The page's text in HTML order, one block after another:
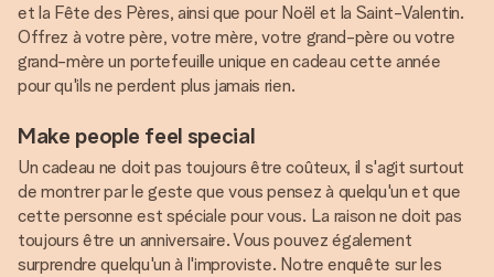
et la Fête des Pères, ainsi que pour Noël et la Saint-Valentin.
Offrez à votre père, votre mère, votre grand-père ou votre
grand-mère un portefeuille unique en cadeau cette année
pour qu'ils ne perdent plus jamais rien.
Make people feel special
Un cadeau ne doit pas toujours être coûteux, il s'agit surtout
de montrer par le geste que vous pensez à quelqu'un et que
cette personne est spéciale pour vous. La raison ne doit pas
toujours être un anniversaire. Vous pouvez également
surprendre quelqu'un à l'improviste. Notre enquête sur les